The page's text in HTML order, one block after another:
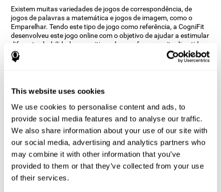
This website uses cookies
We use cookies to personalise content and ads, to
provide social media features and to analyse our traffic.
We also share information about your use of our site with
our social media, advertising and analytics partners who
may combine it with other information that you’ve
provided to them or that they’ve collected from your use
of their services.
Existem muitas variedades de jogos de correspondência, de
jogos de palavras a matemática e jogos de imagem, como o
Emparelhar. Tendo este tipo de jogo como referência, a CogniFit
desenvolveu este jogo online com o objetivo de ajudar a estimular
diferentes habilidades cognitivas de uma forma muito divertida.
Como o jogo cerebral “Emparelhar”
Jogar jogos como Emparelhar da CogniFit estimula um padrão
específico de ativação neural. Repetir e treinar esse padrão de
forma consistente pode ajudar a criar novas sinapses e ajudar os
circuitos neurais a reorganizar e recuperar funções cognitivas
enfraquecidas ou danificadas.
O jogo Emparelhar ajuda a exercitar a inibição e a percepção
visual. A estimulação consistente dessas habilidades pode
ajudar a criar novas sinapses, reorganizar os circuitos neurais e
melhorar as funções cognitivas.